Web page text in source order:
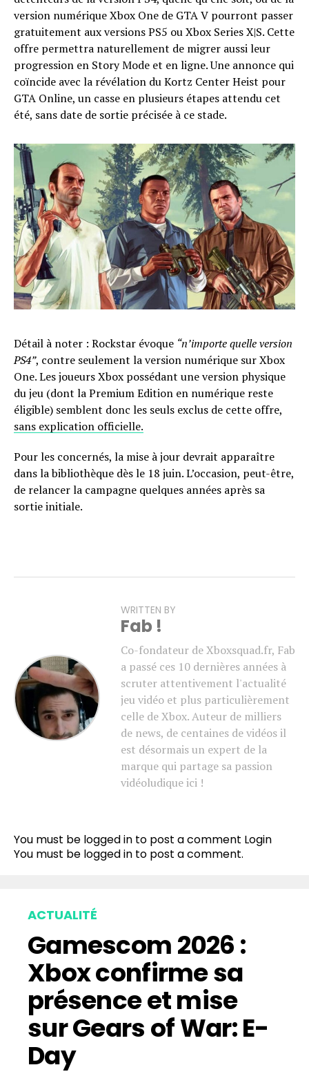
version numérique Xbox One de GTA V pourront passer
gratuitement aux versions PS5 ou Xbox Series X|S. Cette
offre permettra naturellement de migrer aussi leur
progression en Story Mode et en ligne. Une annonce qui
coïncide avec la révélation du Kortz Center Heist pour
GTA Online, un casse en plusieurs étapes attendu cet
été, sans date de sortie précisée à ce stade.
Détail à noter : Rockstar évoque “n’importe quelle version
PS4”, contre seulement la version numérique sur Xbox
One. Les joueurs Xbox possédant une version physique
du jeu (dont la Premium Edition en numérique reste
éligible) semblent donc les seuls exclus de cette offre,
sans explication officielle.
Pour les concernés, la mise à jour devrait apparaître
dans la bibliothèque dès le 18 juin. L’occasion, peut-être,
de relancer la campagne quelques années après sa
sortie initiale.
WRITTEN BY
Fab !
Co-fondateur de Xboxsquad.fr, Fab
a passé ces 10 dernières années à
scruter attentivement l'actualité
jeu vidéo et plus particulièrement
celle de Xbox. Auteur de milliers
de news, de centaines de vidéos il
est désormais un expert de la
marque qui partage sa passion
vidéoludique ici !
You must be logged in to post a comment Login
You must be logged in to post a comment.
ACTUALITÉ
Gamescom 2026 :
Xbox confirme sa
présence et mise
sur Gears of War: E-
Day